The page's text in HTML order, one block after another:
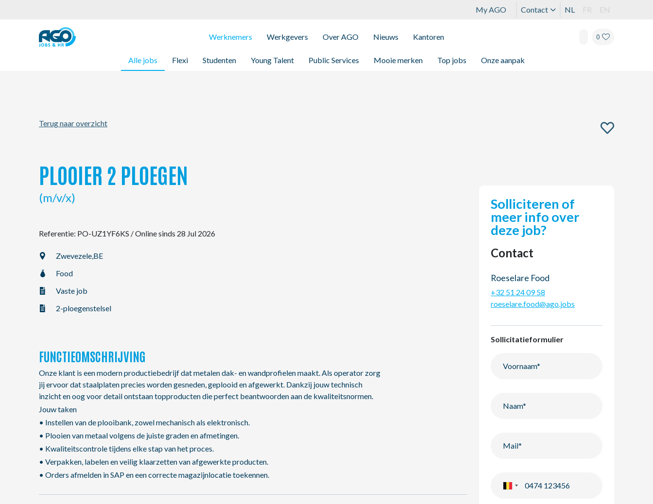
My AGO Contact NL FR EN
Werknemers
Alle jobs Flexi Studenten Young Talent Public Services Mooie merken Top jobs Onze aanpak
Werkgevers Over AGO Nieuws Kantoren 0
Werknemers
Kantoren
My AGO
Terug naar overzicht
PLOOIER 2 PLOEGEN
(m/v/x)
Referentie: PO-UZ1YF6KS /Online sinds 28 Jul 2026
Zwevezele,BE
Food
Vaste job
2-ploegenstelsel
FUNCTIEOMSCHRIJVING
Onze klant is een modern productiebedrijf dat metalen dak- en wandprofielen maakt. Als operator zorg
jij ervoor dat staalplaten precies worden gesneden, geplooid en afgewerkt. Dankzij jouw technisch
inzicht en oog voor detail ontstaan topproducten die perfect beantwoorden aan de kwaliteitsnormen.
Jouw taken
• Instellen van de plooibank, zowel mechanisch als elektronisch.
• Plooien van metaal volgens de juiste graden en afmetingen.
• Kwaliteitscontrole tijdens elke stap van het proces.
• Verpakken, labelen en veilig klaarzetten van afgewerkte producten.
• Orders afmelden in SAP en een correcte magazijnlocatie toekennen.
Solliciteren of
meer info over
deze job?
Contact
Roeselare Food
+32 51 24 09 58
roeselare.food@ago.jobs
Sollicitatieformulier